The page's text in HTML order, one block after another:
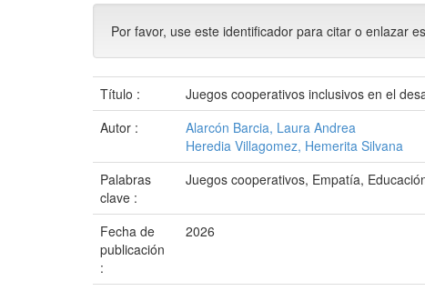
Por favor, use este identificador para citar o enlazar
Título :
Juegos cooperativos inclusivos en el
Autor :
Alarcón Barcia, Laura Andrea
Heredia Villagomez, Hemerita Silvana
Palabras
clave :
Juegos cooperativos, Empatía,
Fecha de
publicación
:
2026